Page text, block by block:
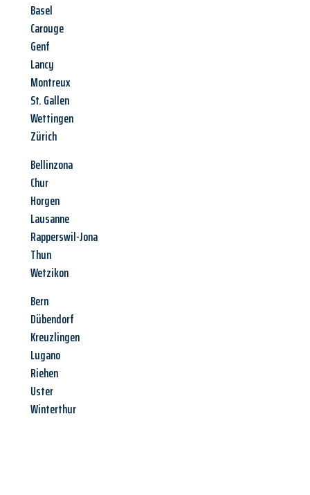
Basel
Carouge
Genf
Lancy
Montreux
St. Gallen
Wettingen
Zürich
Bellinzona
Chur
Horgen
Lausanne
Rapperswil-Jona
Thun
Wetzikon
Bern
Dübendorf
Kreuzlingen
Lugano
Riehen
Uster
Winterthur